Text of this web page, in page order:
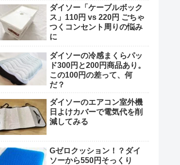
ダイソー「ケーブルボック
ス」110円 vs 220円 ごちゃ
つくコンセント周りの悩み
に
ダイソーの冷感まくらパッ
ド300円と200円商品あり。
この100円の差って、何
だ？
ダイソーのエアコン室外機
日よけカバーで電気代を削
減してみる
Gゼロクッション！？ダイ
ソーから550円そっくり